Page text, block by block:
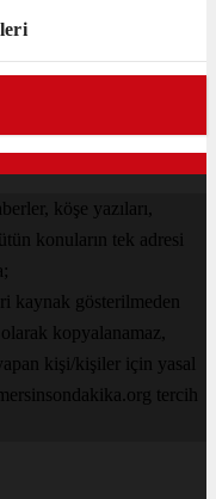
köşe yazıları,
konuların tek adresi
kaynak gösterilmeden
olarak kopyalanamaz,
kişi/kişiler için yasal
tercih